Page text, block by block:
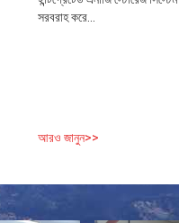
সরবরাহ করে...
আরও জানুন>>